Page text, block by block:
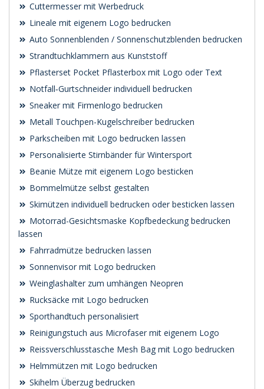
Cuttermesser mit Werbedruck
Lineale mit eigenem Logo bedrucken
Auto Sonnenblenden / Sonnenschutzblenden bedrucken
Strandtuchklammern aus Kunststoff
Pflasterset Pocket Pflasterbox mit Logo oder Text
Notfall‑Gurtschneider individuell bedrucken
Sneaker mit Firmenlogo bedrucken
Metall Touchpen-Kugelschreiber bedrucken
Parkscheiben mit Logo bedrucken lassen
Personalisierte Stirnbänder für Wintersport
Beanie Mütze mit eigenem Logo besticken
Bommelmütze selbst gestalten
Skimützen individuell bedrucken oder besticken lassen
Motorrad-Gesichtsmaske Kopfbedeckung bedrucken
lassen
Fahrradmütze bedrucken lassen
Sonnenvisor mit Logo bedrucken
Weinglashalter zum umhängen Neopren
Rucksäcke mit Logo bedrucken
Sporthandtuch personalisiert
Reinigungstuch aus Microfaser mit eigenem Logo
Reissverschlusstasche Mesh Bag mit Logo bedrucken
Helmmützen mit Logo bedrucken
Skihelm Überzug bedrucken